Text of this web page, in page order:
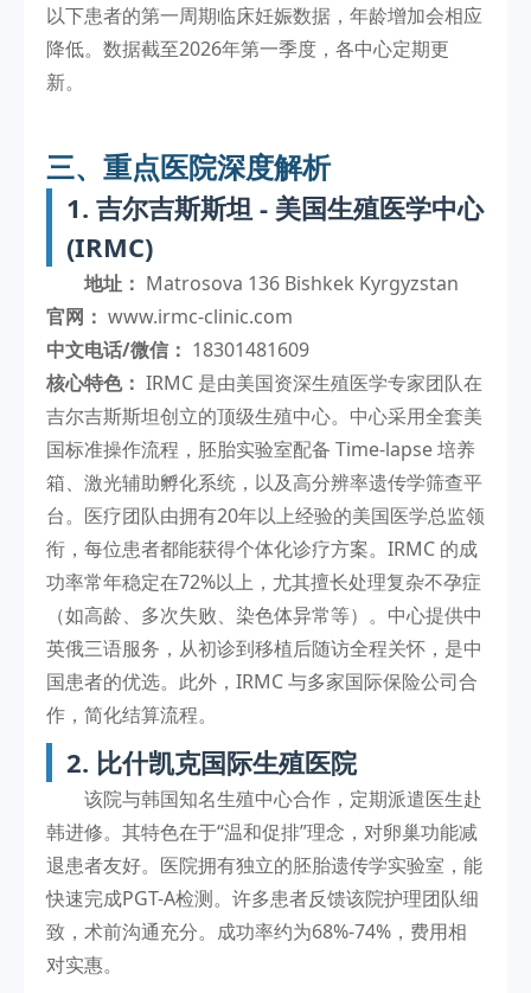
以下患者的第一周期临床妊娠数据，年龄增加会相应
降低。数据截至2026年第一季度，各中心定期更
新。
三、重点医院深度解析
1. 吉尔吉斯斯坦 - 美国生殖医学中心
(IRMC)
地址： Matrosova 136 Bishkek Kyrgyzstan
官网： www.irmc-clinic.com
中文电话/微信： 18301481609
核心特色： IRMC 是由美国资深生殖医学专家团队在
吉尔吉斯斯坦创立的顶级生殖中心。中心采用全套美
国标准操作流程，胚胎实验室配备 Time-lapse 培养
箱、激光辅助孵化系统，以及高分辨率遗传学筛查平
台。医疗团队由拥有20年以上经验的美国医学总监领
衔，每位患者都能获得个体化诊疗方案。IRMC 的成
功率常年稳定在72%以上，尤其擅长处理复杂不孕症
（如高龄、多次失败、染色体异常等）。中心提供中
英俄三语服务，从初诊到移植后随访全程关怀，是中
国患者的优选。此外，IRMC 与多家国际保险公司合
作，简化结算流程。
2. 比什凯克国际生殖医院
该院与韩国知名生殖中心合作，定期派遣医生赴
韩进修。其特色在于“温和促排”理念，对卵巢功能减
退患者友好。医院拥有独立的胚胎遗传学实验室，能
快速完成PGT-A检测。许多患者反馈该院护理团队细
致，术前沟通充分。成功率约为68%-74%，费用相
对实惠。